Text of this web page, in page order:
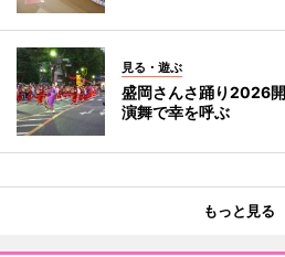
見る・遊ぶ
盛岡さんさ踊り2026
演舞で幸を呼ぶ
もっと見る